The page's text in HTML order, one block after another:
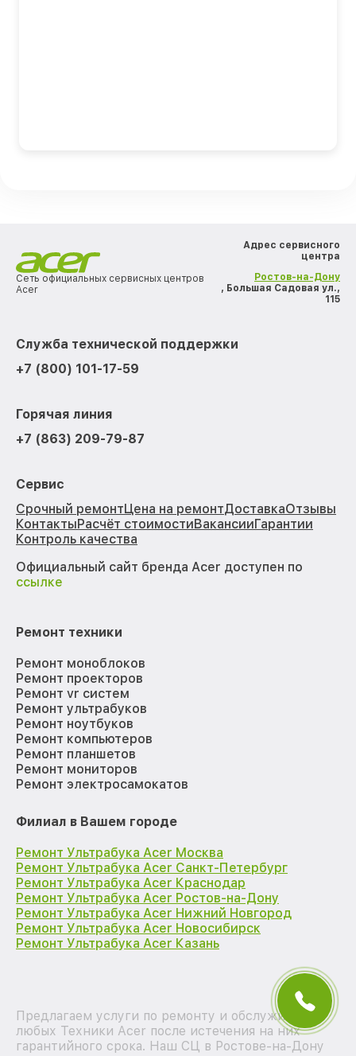
Сеть официальных сервисных центров
Acer
Адрес сервисного
центра
Ростов-на-Дону
, Большая Садовая ул.,
115
Служба технической поддержки
+7 (800) 101-17-59
Горячая линия
+7 (863) 209-79-87
Сервис
Срочный ремонтЦена на ремонтДоставкаОтзывы
КонтактыРасчёт стоимостиВакансииГарантии
Контроль качества
Официальный сайт бренда Acer доступен по
ссылке
Ремонт техники
Ремонт моноблоков
Ремонт проекторов
Ремонт vr систем
Ремонт ультрабуков
Ремонт ноутбуков
Ремонт компьютеров
Ремонт планшетов
Ремонт мониторов
Ремонт электросамокатов
Филиал в Вашем городе
Ремонт Ультрабука Acer Москва
Ремонт Ультрабука Acer Санкт-Петербург
Ремонт Ультрабука Acer Краснодар
Ремонт Ультрабука Acer Ростов-на-Дону
Ремонт Ультрабука Acer Нижний Новгород
Ремонт Ультрабука Acer Новосибирск
Ремонт Ультрабука Acer Казань
Предлагаем услуги по ремонту и обслуживанию
любых Техники Acer после истечения на них
гарантийного срока. Наш СЦ в Ростове-на-Дону